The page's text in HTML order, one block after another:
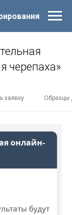
черепаха»
заявку Образцы